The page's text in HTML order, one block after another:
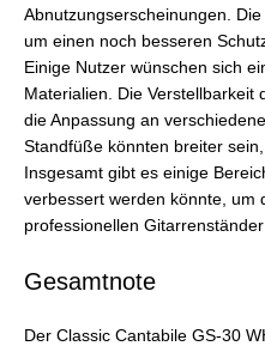
Abnutzungserscheinungen.
um einen noch besseren
Einige Nutzer wünschen sich
Materialien. Die Verstellbarkeit
die Anpassung an
Standfüße könnten breiter
Insgesamt gibt es einige
verbessert werden könnte, um
professionellen
Gesamtnote
Der Classic Cantabile GS-30